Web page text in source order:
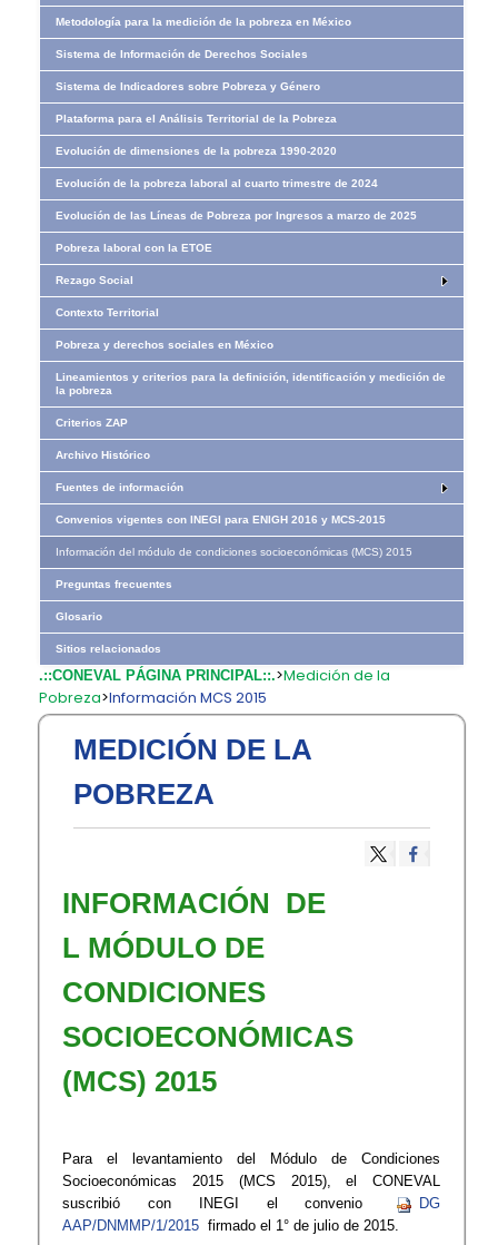
Metodología para la medición de la pobreza en México
Sistema de Información de Derechos Sociales
Sistema de Indicadores sobre Pobreza y Género
Plataforma para el Análisis Territorial de la Pobreza
Evolución de dimensiones de la pobreza 1990-2020
Evolución de la pobreza laboral al cuarto trimestre de 2024
Evolución de las Líneas de Pobreza por Ingresos​​ a marzo de 2025
Pobreza laboral con la ETOE
Rezago Social
Contexto Territorial
Pobreza y derechos sociales en México
Lineamientos y criterios para la definición, identificación y medición de
la pobreza
Criterios ZAP
Archivo Histórico
Fuentes de información
Convenios vigentes con INEGI para ENIGH 2016 y MCS-2015
Información del módulo de condiciones socioeconómicas (MCS) 2015
Preguntas frecuentes
Glosario
Sitios relacionados
.::CONEVAL PÁGINA PRINCIPAL::.>Medición de la
Pobreza>Información MCS 2015
MEDICIÓN DE LA
POBREZA
​​INFORMACIÓN DE​​​
L MÓDULO DE
CONDICIONES
SOCIOECONÓMICAS
(MCS) 2015
Para el levantamiento del Módulo de Condiciones
Socioeconómicas 2015 (MCS 2015), el CONEVAL
suscribió con INEGI el convenio
DG​
AAP/DNMMP/1/2015 ​ ​firm​ado el 1° de julio de 2015.